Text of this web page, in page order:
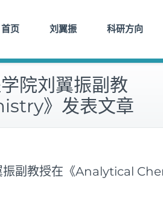
首页 刘翼振 科研方向
院刘翼振副教
》发表文章
振副教授在《Analytical